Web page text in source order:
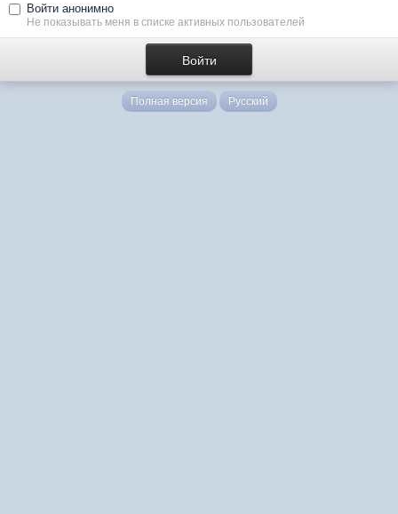
Войти анонимно
Не показывать меня в списке активных пользователей
Полная версия Русский